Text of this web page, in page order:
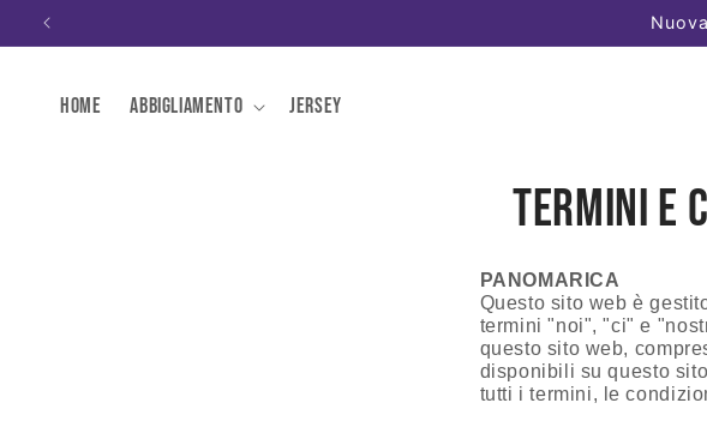
direttamente
ai contenuti
Home Abbigliamento Jersey
Termini e
PANOMARICA
Questo sito web è
termini "noi", "ci" e
questo sito web,
disponibili su questo
tutti i termini, le